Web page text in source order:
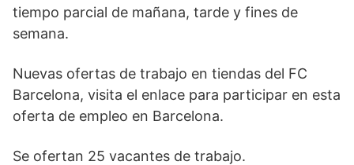
tiempo parcial de mañana, tarde y fines de
semana.
Nuevas ofertas de trabajo en tiendas del FC
Barcelona, visita el enlace para participar en esta
oferta de empleo en Barcelona.
Se ofertan 25 vacantes de trabajo.